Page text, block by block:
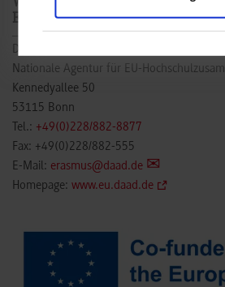
ERASMUS+
Deutscher Akademischer Austauschdienst
Nationale Agentur für EU-
Kennedyallee 50
53115 Bonn
Tel.: +49(0)228/882-8877
Fax: +49(0)228/882-555
E-Mail: erasmus@daad.de
Homepage: www.eu.daad.de